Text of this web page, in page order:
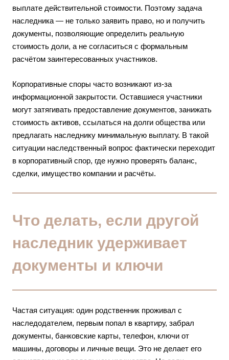
выплате действительной стоимости. Поэтому задача
наследника — не только заявить право, но и получить
документы, позволяющие определить реальную
стоимость доли, а не согласиться с формальным
расчётом заинтересованных участников.
Корпоративные споры часто возникают из-за
информационной закрытости. Оставшиеся участники
могут затягивать предоставление документов, занижать
стоимость активов, ссылаться на долги общества или
предлагать наследнику минимальную выплату. В такой
ситуации наследственный вопрос фактически переходит
в корпоративный спор, где нужно проверять баланс,
сделки, имущество компании и расчёты.
Что делать, если другой
наследник удерживает
документы и ключи
Частая ситуация: один родственник проживал с
наследодателем, первым попал в квартиру, забрал
документы, банковские карты, телефон, ключи от
машины, договоры и личные вещи. Это не делает его